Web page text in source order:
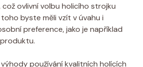
ovlivní volbu holicího strojku
byste měli vzít v úvahu i
preference, jako je například
používání kvalitních holících